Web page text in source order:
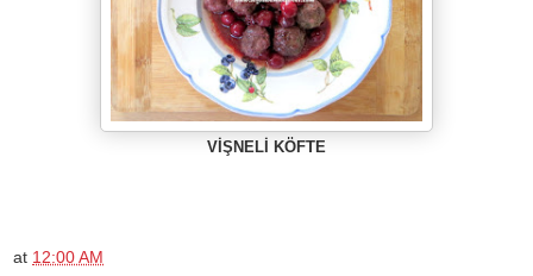
VİŞNELİ KÖFTE
at 12:00 AM